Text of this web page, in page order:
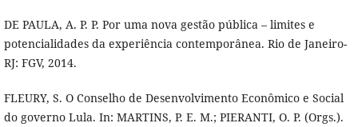
DE PAULA, A. P. P. Por uma nova gestão pública – limites e
potencialidades da experiência contemporânea. Rio de Janeiro-
RJ: FGV, 2014.
FLEURY, S. O Conselho de Desenvolvimento Econômico e Social
do governo Lula. In: MARTINS, P. E. M.; PIERANTI, O. P. (Orgs.).